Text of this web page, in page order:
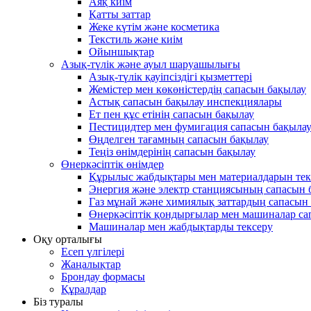
Қатты заттар
Жеке күтім және косметика
Текстиль және киім
Ойыншықтар
Азық-түлік және ауыл шаруашылығы
Азық-түлік қауіпсіздігі қызметтері
Жемістер мен көкөністердің сапасын бақылау
Астық сапасын бақылау инспекциялары
Ет пен құс етінің сапасын бақылау
Пестицидтер мен фумигация сапасын бақылау
Өңделген тағамның сапасын бақылау
Теңіз өнімдерінің сапасын бақылау
Өнеркәсіптік өнімдер
Құрылыс жабдықтары мен материалдарын
Энергия және электр станциясының сапасын
Газ мұнай және химиялық заттардың сапасын
Өнеркәсіптік қондырғылар мен машиналар
Машиналар мен жабдықтарды тексеру
Оқу орталығы
Есеп үлгілері
Жаңалықтар
Брондау формасы
Құралдар
Біз туралы